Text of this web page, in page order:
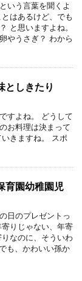
いう言葉を聞くよ
はあるけど、でも
と思いますよね。
やうさぎ？ わから
としきたり
すよね。 どうして
お料理は決まって
きますね。 スポ
育園幼稚園児
日のプレゼントっ
りじゃない、年寄
なのに、そういわ
も、かわいい孫か